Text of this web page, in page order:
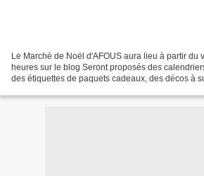
Le Marché de Noël d'AFOUS aura lieu à partir du
heures sur le blog Seront proposés des
des étiquettes de paquets cadeaux, des décos à